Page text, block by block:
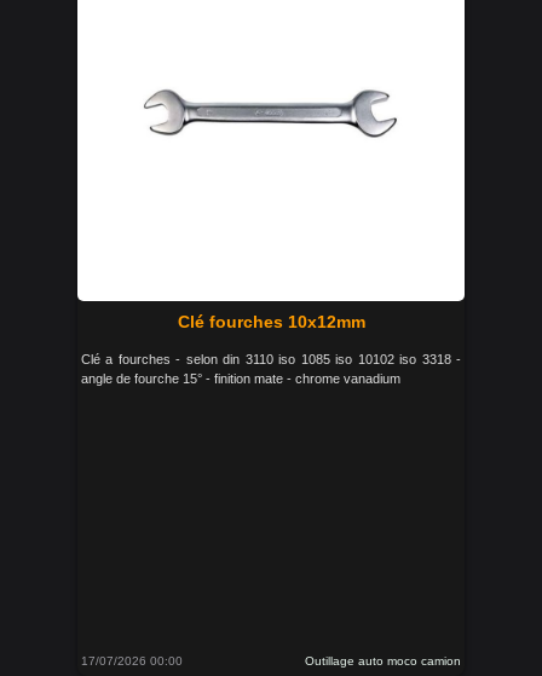
Clé fourches 10x12mm
Clé a fourches - selon din 3110 iso 1085 iso 10102 iso 3318 -
angle de fourche 15° - finition mate - chrome vanadium
17/07/2026 00:00 Outillage auto moco camion